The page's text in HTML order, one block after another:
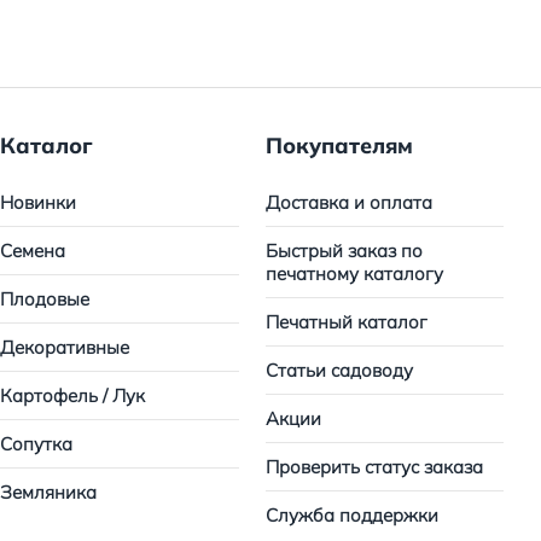
Каталог
Новинки
Семена
Плодовые
Декоративные
Картофель / Лук
Сопутка
Земляника
Покупателям
Доставка и оплата
Быстрый заказ по
печатному каталогу
Печатный каталог
Статьи садоводу
Акции
Проверить статус заказа
Служба поддержки